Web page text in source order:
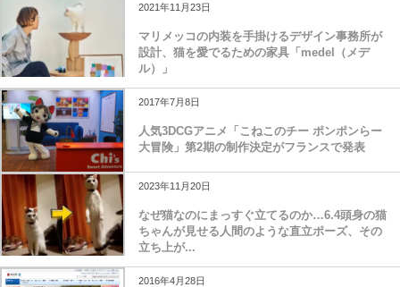
2021年11月23日
マリメッコの内装を手掛けるデザイン事務所が
設計、猫を愛でるための家具「medel（メデ
ル）」
2017年7月8日
人気3DCGアニメ「こねこのチー ポンポンらー
大冒険」第2期の制作決定がフランスで発表
2023年11月20日
なぜ猫なのにまっすぐ立てるのか…6.4頭身の猫
ちゃんが見せる人間のような直立ポーズ、その
立ち上が...
2016年4月28日